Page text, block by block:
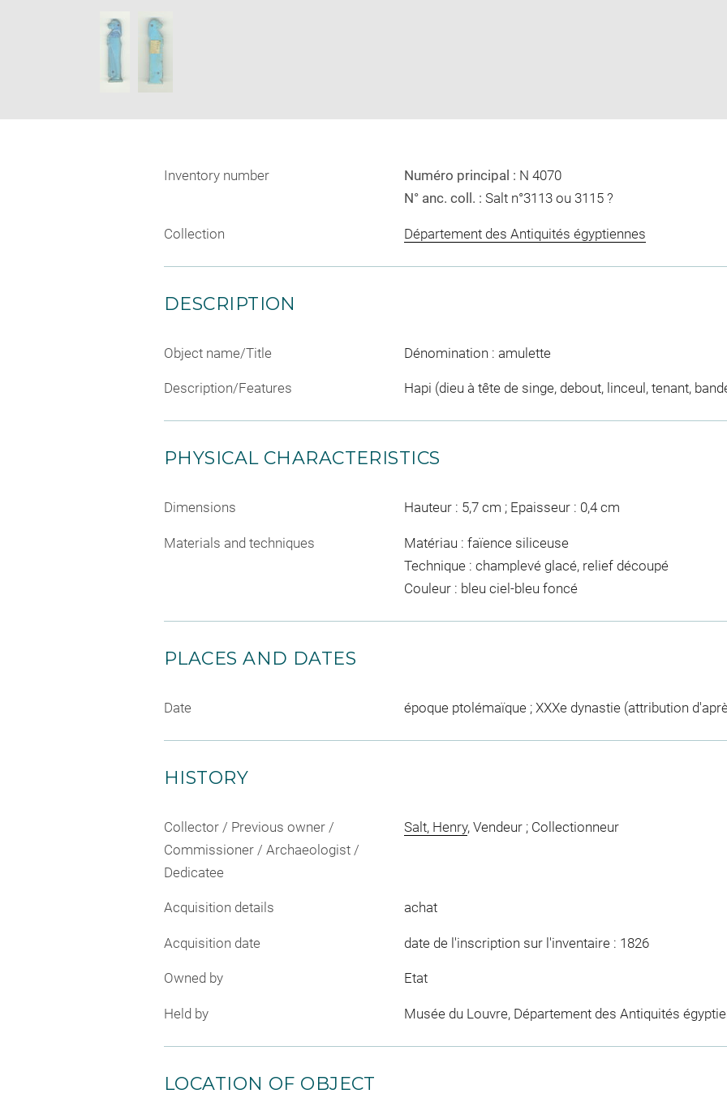
window
SKIP IMAGE CAROUSEL
Inventory number Numéro principal : N 4070
N° anc. coll. : Salt n°3113 ou 3115 ?
Collection Département des Antiquités égyptiennes
DESCRIPTION
Object name/Title Dénomination : amulette
Description/Features Hapi (dieu à tête de singe, debout, linceul, tenant,
PHYSICAL CHARACTERISTICS
Dimensions Hauteur : 5,7 cm ; Epaisseur : 0,4 cm
Materials and techniques
Matériau : faïence siliceuse
Technique : champlevé glacé, relief découpé
Couleur : bleu ciel-bleu foncé
PLACES AND DATES
Date époque ptolémaïque ; XXXe dynastie (attribution
HISTORY
Collector / Previous owner /
Commissioner / Archaeologist /
Dedicatee
Salt, Henry, Vendeur ; Collectionneur
Acquisition details achat
Acquisition date date de l'inscription sur l'inventaire : 1826
Owned by Etat
Held by Musée du Louvre, Département des Antiquités
LOCATION OF OBJECT